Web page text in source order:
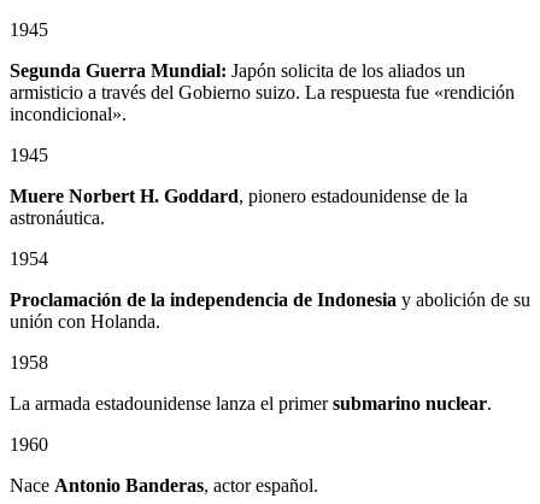
1945
Segunda Guerra Mundial: Japón solicita de los aliados un
armisticio a través del Gobierno suizo. La respuesta fue «rendición
incondicional».
1945
Muere Norbert H. Goddard, pionero estadounidense de la
astronáutica.
1954
Proclamación de la independencia de Indonesia y abolición de su
unión con Holanda.
1958
La armada estadounidense lanza el primersubmarino nuclear.
1960
Nace Antonio Banderas, actor español.